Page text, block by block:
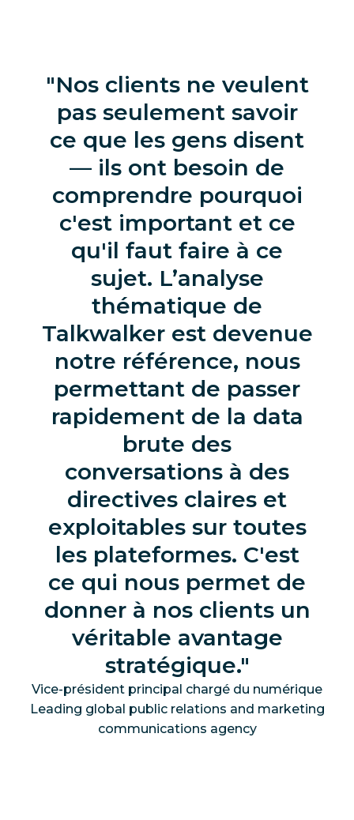
Nos clients ne veulent
pas seulement savoir
ce que les gens disent
— ils ont besoin de
comprendre pourquoi
c'est important et ce
qu'il faut faire à ce
sujet. L’analyse
thématique de
Talkwalker est devenue
notre référence, nous
permettant de passer
rapidement de la data
brute des
conversations à des
directives claires et
exploitables sur toutes
les plateformes. C'est
ce qui nous permet de
donner à nos clients un
véritable avantage
stratégique.
Vice-président principal chargé du numérique
Leading global public relations and marketing
communications agency